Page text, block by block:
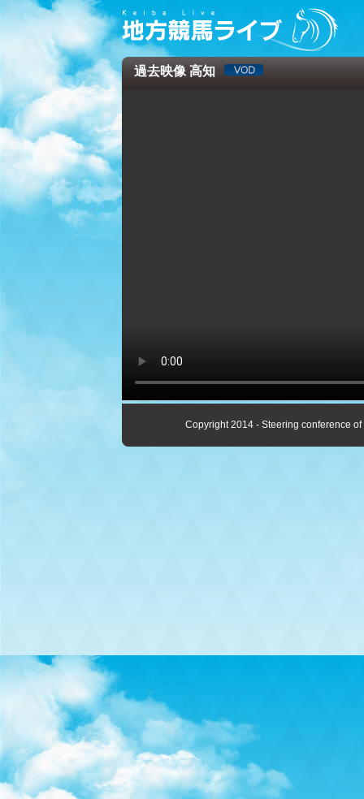
過去映像 高知
Copyright 2014 - Steering conference